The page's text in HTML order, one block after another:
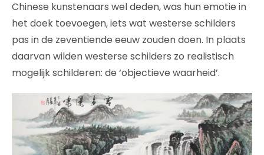
Chinese kunstenaars wel deden, was hun emotie in
het doek toevoegen, iets wat westerse schilders
pas in de zeventiende eeuw zouden doen. In plaats
daarvan wilden westerse schilders zo realistisch
mogelijk schilderen: de ‘objectieve waarheid’.